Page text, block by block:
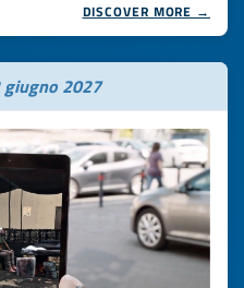
DISCOVER MORE →
giugno 2027